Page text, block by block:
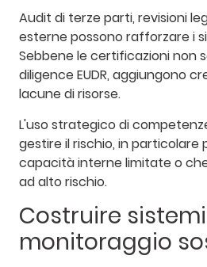
Audit di terze parti, revisioni
esterne possono rafforzare i
Sebbene le certificazioni non
diligence EUDR, aggiungono
lacune di risorse.
L'uso strategico di
gestire il rischio, in particolare
capacità interne limitate o
ad alto rischio.
Costruire
monitoraggio